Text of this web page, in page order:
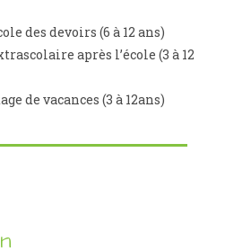
des devoirs (6 à 12 ans)
après l’école (3 à 12
de vacances (3 à 12ans)